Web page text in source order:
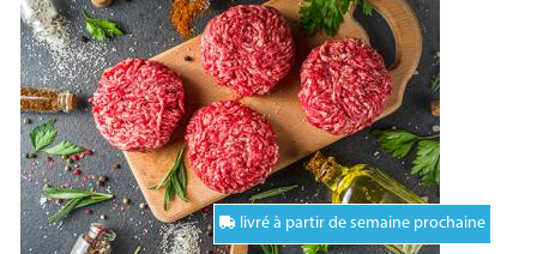
livré à partir de semaine prochaine